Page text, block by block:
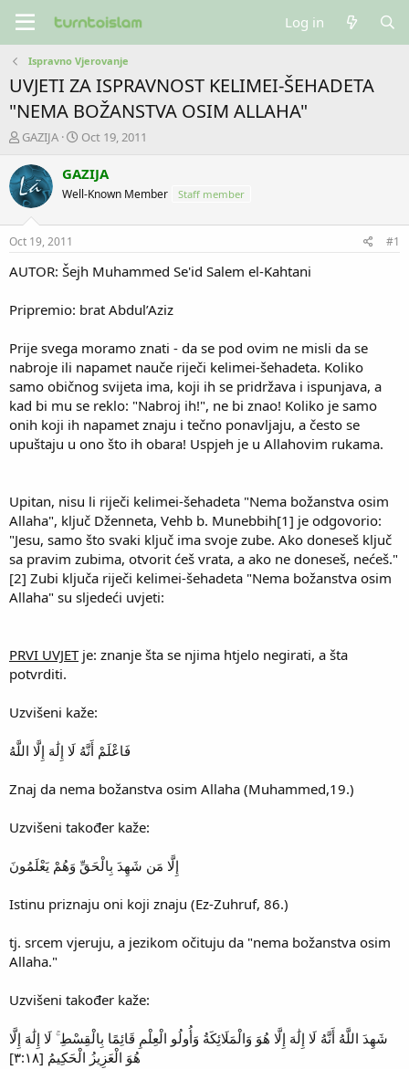
Log in
Ispravno Vjerovanje
UVJETI ZA ISPRAVNOST KELIMEI-ŠEHADETA
"NEMA BOŽANSTVA OSIM ALLAHA"
T
r
e
a
s
t
a
e
GAZIJA
S
a
r
t
e
Oct 19, 2011
GAZIJA
Well-Known Member Staff member
Oct 19, 2011 #1
AUTOR: Šejh Muhammed Se'id Salem el-Kahtani
Pripremio: brat Abdul’Aziz
Prije svega moramo znati - da se pod ovim ne misli da se
nabroje ili napamet nauče riječi kelimei-šehadeta. Koliko
samo običnog svijeta ima, koji ih se pridržava i ispunjava, a
kad bi mu se reklo: "Nabroj ih!", ne bi znao! Koliko je samo
onih koji ih napamet znaju i tečno ponavljaju, a često se
upuštaju u ono što ih obara! Uspjeh je u Allahovim rukama.
Upitan, nisu li riječi kelimei-šehadeta "Nema božanstva osim
Allaha", ključ Dženneta, Vehb b. Munebbih[1] je odgovorio:
"Jesu, samo što svaki ključ ima svoje zube. Ako doneseš ključ
sa pravim zubima, otvorit ćeš vrata, a ako ne doneseš, nećeš."
[2] Zubi ključa riječi kelimei-šehadeta "Nema božanstva osim
Allaha" su sljedeći uvjeti:
PRVI UVJETje: znanje šta se njima htjelo negirati, a šta
potvrditi.
Uzvišeni kaže:
فَاعْلَمْ أَنَّهُ لَا إِلَٰهَ إِلَّا اللَّهُ
Znaj da nema božanstva osim Allaha (Muhammed,19.)
Uzvišeni također kaže:
إِلَّا مَن شَهِدَ بِالْحَقِّ وَهُمْ يَعْلَمُونَ
Istinu priznaju oni koji znaju (Ez-Zuhruf, 86.)
tj. srcem vjeruju, a jezikom očituju da "nema božanstva osim
Allaha."
Uzvišeni također kaže:
شَهِدَ اللَّهُ أَنَّهُ لَا إِلَٰهَ إِلَّا هُوَ وَالْمَلَائِكَةُ وَأُولُو الْعِلْمِ قَائِمًا بِالْقِسْطِ ۚ لَا إِلَٰهَ إِلَّا
هُوَ الْعَزِيزُ الْحَكِيمُ [٣:١٨]